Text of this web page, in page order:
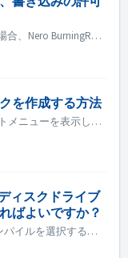
ディスクバーナーにアクセスできない場合、Nero BurningROMまたはNero Expressを開くと、エラーメッセージがポップアップ表示されます。 解決方法： 管理者アカウントでWIN+Rを押して gpedit.msc と入力し、「CD and DVD:Deny read acces...
を作成する方法
1. Windows +Rをクリックして、スタートメニューを表示します。 2. 検索ボックスに gpedit.msc と入力し、キーボードの[Enter]キーを押します。ローカルグループポリシーエディターが表示されます。 3. ローカルグループポリシーエディターのウィンドウが開いたら、Adm...
ィスクドライブ
ばよいですか？
Nero Burning ROMでは、さまざまなコンパイルを選択することができます。 UDF ディスクを作成した場合、ディスクドライブと UDF の互換性が低いと、ディスクの読み取りに失敗することがあります。 ISOやUDF/ISOのような他のコンパイレーションを選択して、再度お試しになることをお勧めします。 ...